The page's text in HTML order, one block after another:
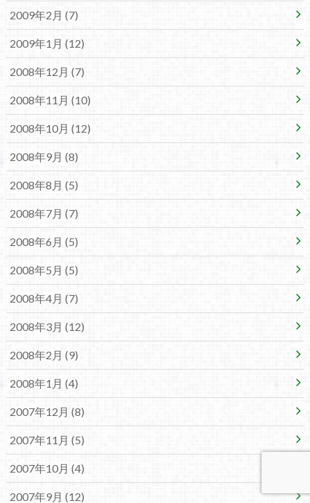
2009年2月 (7)
2009年1月 (12)
2008年12月 (7)
2008年11月 (10)
2008年10月 (12)
2008年9月 (8)
2008年8月 (5)
2008年7月 (7)
2008年6月 (5)
2008年5月 (5)
2008年4月 (7)
2008年3月 (12)
2008年2月 (9)
2008年1月 (4)
2007年12月 (8)
2007年11月 (5)
2007年10月 (4)
2007年9月 (12)